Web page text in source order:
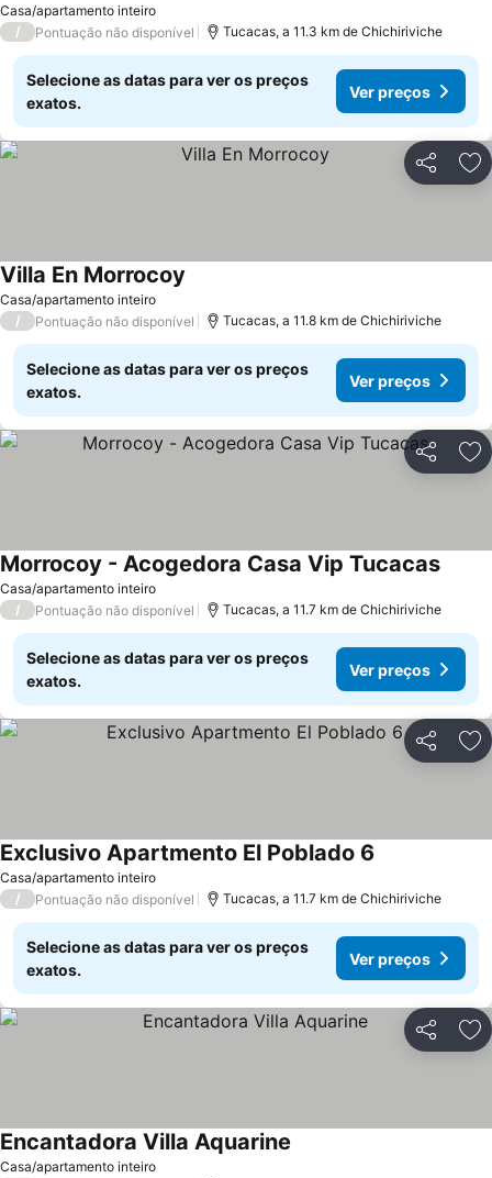
Casa/apartamento inteiro
/ Pontuação não disponível Tucacas, a 11.3 km de Chichiriviche
Selecione as datas para ver os preços
exatos.
Ver preços
Partilhar
Casa/apartamento inteiro
Villa En Morrocoy
/ Pontuação não disponível Tucacas, a 11.8 km de Chichiriviche
Selecione as datas para ver os preços
exatos.
Ver preços
Partilhar
Casa/apartamento inteiro
Morrocoy - Acogedora Casa Vip Tucacas
/ Pontuação não disponível Tucacas, a 11.7 km de Chichiriviche
Selecione as datas para ver os preços
exatos.
Ver preços
Partilhar
Casa/apartamento inteiro
Exclusivo Apartmento El Poblado 6
/ Pontuação não disponível Tucacas, a 11.7 km de Chichiriviche
Selecione as datas para ver os preços
exatos.
Ver preços
Partilhar
Casa/apartamento inteiro
Encantadora Villa Aquarine